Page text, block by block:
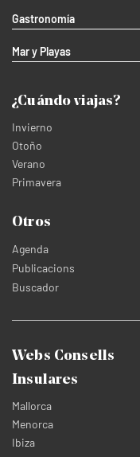
Gastronomía
Mar y Playas
¿Cuándo viajas?
Invierno
Otoño
Verano
Primavera
Otros
Agenda
Publicacions
Buscador
Webs Consells
Insulares
Mallorca
Menorca
Ibiza